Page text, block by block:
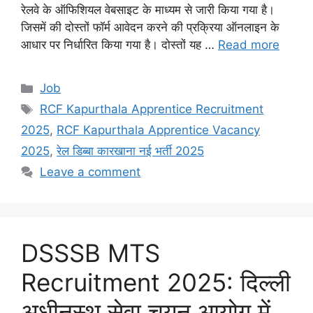
रेलवे के ऑफिशियल वेबसाइट के माध्यम से जारी किया गया है।
जिसमें की दोस्तों फॉर्म आवेदन करने की प्रक्रिया ऑनलाइन के
आधार पर निर्धारित किया गया है। दोस्तों यह … Read more
Categories
Job
Tags
RCF Kapurthala Apprentice Recruitment
2025, RCF Kapurthala Apprentice Vacancy
2025,रेल डिब्बा कारखाना नई भर्ती 2025
Leave a comment
DSSSB MTS
Recruitment 2025: दिल्ली